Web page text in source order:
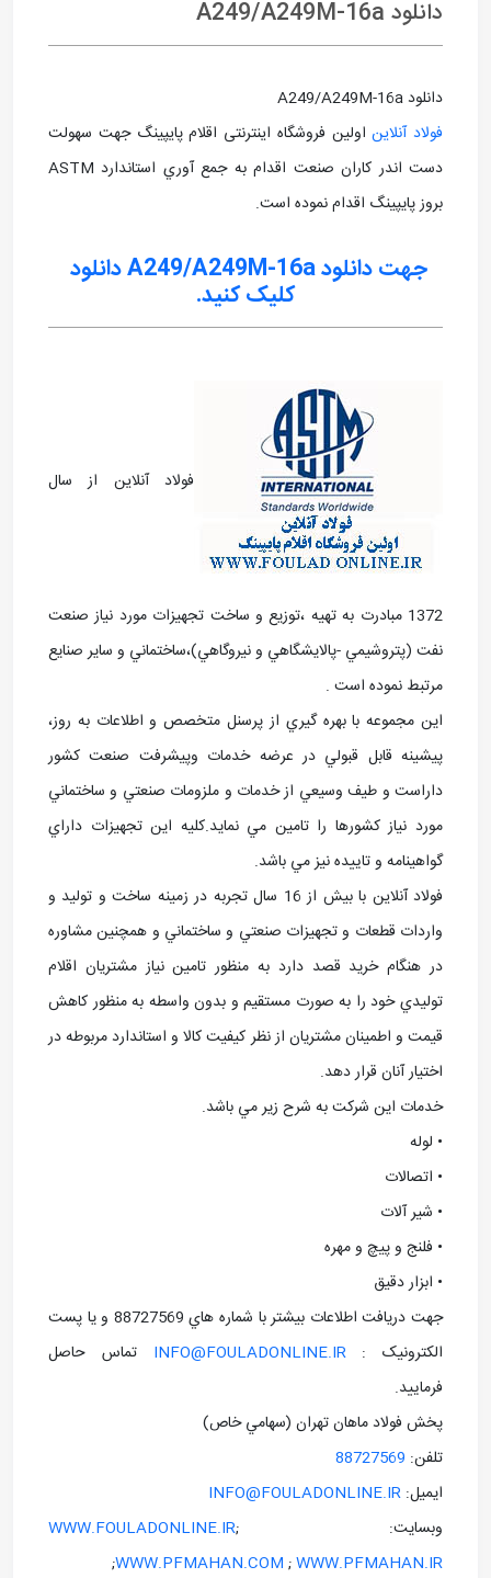
دانلود A249/A249M-16a
دانلود A249/A249M-16a
فولاد آنلایناولین فروشگاه اینترنتی اقلام پایپینگ جهت سهولت
دست اندر کاران صنعت اقدام به جمع آوري استاندارد ASTM
بروز پايپينگ اقدام نموده است.
جهت دانلود A249/A249M-16a دانلود
کلیک کنید.
فولاد آنلاین از سال
1372 مبادرت به تهيه ،توزيع و ساخت تجهيزات مورد نياز صنعت
نفت (پتروشيمي -پالايشگاهي و نيروگاهي)،ساختماني و ساير صنايع
مرتبط نموده است .
اين مجموعه با بهره گيري از پرسنل متخصص و اطلاعات به روز،
پيشينه قابل قبولي در عرضه خدمات وپيشرفت صنعت کشور
داراست و طيف وسيعي از خدمات و ملزومات صنعتي و ساختماني
مورد نياز کشورها را تامين مي نمايد.کليه اين تجهيزات داراي
گواهينامه و تاييده نيز مي باشد.
فولاد آنلاین با بيش از 16 سال تجربه در زمينه ساخت و توليد و
واردات قطعات و تجهيزات صنعتي و ساختماني و همچنين مشاوره
در هنگام خريد قصد دارد به منظور تامين نياز مشتريان اقلام
توليدي خود را به صورت مستقيم و بدون واسطه به منظور کاهش
قيمت و اطمينان مشتريان از نظر کيفيت کالا و استاندارد مربوطه در
اختيار آنان قرار دهد.
خدمات اين شرکت به شرح زير مي باشد.
• لوله
• اتصالات
• شير آلات
• فلنج و پيچ و مهره
• ابزار دقيق
جهت دريافت اطلاعات بيشتر با شماره هاي 88727569 و يا پست
الکترونيک :INFO@FOULADONLINE.IR تماس حاصل
فرماييد.
پخش فولاد ماهان تهران (سهامي خاص)
تلفن: 88727569
ايميل: INFO@FOULADONLINE.IR
وبسايت: ;WWW.FOULADONLINE.IR
;WWW.PFMAHAN.COM ;WWW.PFMAHAN.IR